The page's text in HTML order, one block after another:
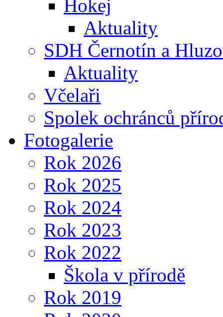
Hokej
Aktuality
SDH Černotín a
Aktuality
Včelaři
Spolek ochránců
Fotogalerie
Rok 2026
Rok 2025
Rok 2024
Rok 2023
Rok 2022
Škola v přírodě
Rok 2019